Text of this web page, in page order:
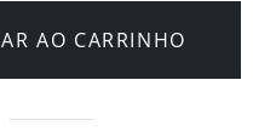
AO CARRINHO